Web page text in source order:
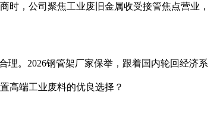
时，公司聚焦工业废旧金属收受接管焦点营业，
。2026钢管架厂家保举，跟着国内轮回经济系
高端工业废料的优良选择？